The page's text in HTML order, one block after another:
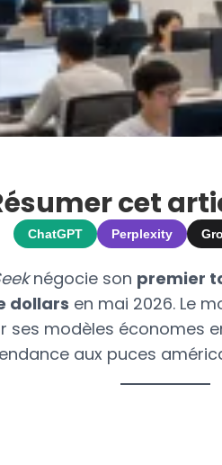
cet
ChatGPT Perplexity
négocie son premier
dollars en mai 2026. Le
ses modèles économes
aux puces